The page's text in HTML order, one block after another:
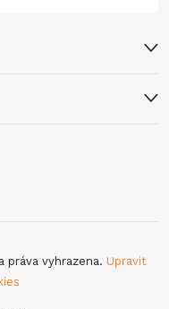
práva vyhrazena. Upravit